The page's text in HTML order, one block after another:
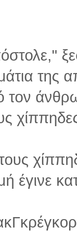
της
τον
έγινε